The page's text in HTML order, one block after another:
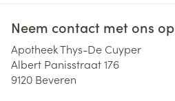
Neem contact met ons op
Apotheek Thys-De Cuyper
Albert Panisstraat 176
9120 Beveren